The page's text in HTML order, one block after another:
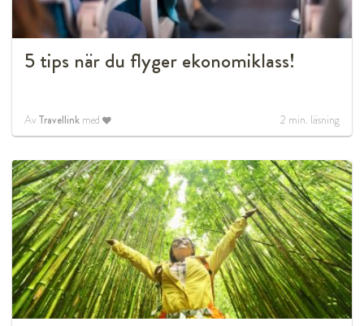
5 tips när du flyger ekonomiklass!
Av Travellink med 2 min. läsning